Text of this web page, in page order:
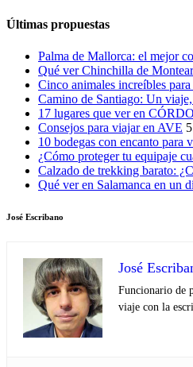
Últimas propuestas
Palma de Mallorca: el mejor
Qué ver Chinchilla de
Cinco animales increíbles
Camino de Santiago: Un
17 lugares que ver en
Consejos para viajar en AVE
10 bodegas con encanto para
¿Cómo proteger tu equipaje
Calzado de trekking barato:
Qué ver en Salamanca en un
José Escribano
José
Funcionario de
viaje con la